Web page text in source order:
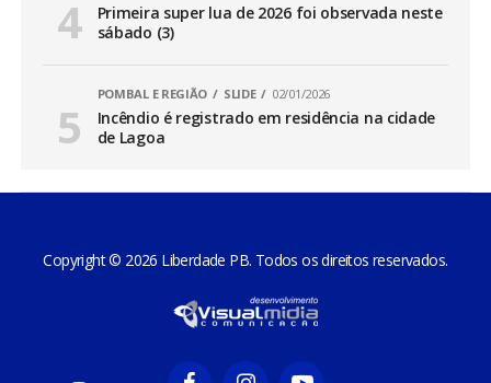
Primeira super lua de 2026 foi observada neste
sábado (3)
POMBAL E REGIÃO SLIDE 02/01/2026
Incêndio é registrado em residência na cidade
de Lagoa
Copyright © 2026 Liberdade PB. Todos os direitos reservados.